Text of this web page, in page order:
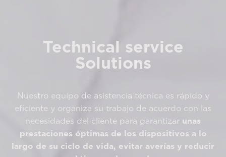
Technical service
Solutions
Nuestro equipo de asistencia técnica es rápido y
eficiente y organiza su trabajo de acuerdo con las
necesidades del cliente para garantizar unas
prestaciones óptimas de los dispositivos a lo
largo de su ciclo de vida, evitar averías y reducir